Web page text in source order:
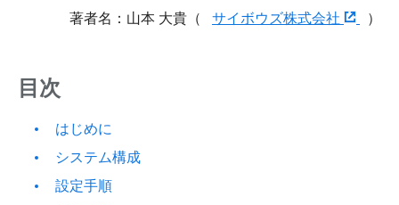
著者名：山本 大貴（ サイボウズ株式会社 ）
目次
はじめに
システム構成
設定手順